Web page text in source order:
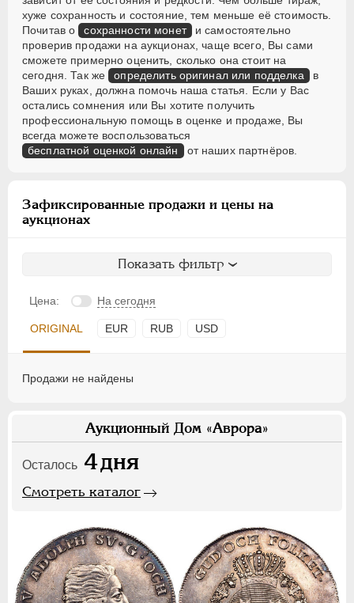
хуже сохранность и состояние, тем меньше её стоимость.
Почитав о сохранности монет и самостоятельно
проверив продажи на аукционах, чаще всего, Вы сами
сможете примерно оценить, сколько она стоит на
сегодня. Так же определить оригинал или подделка в
Ваших руках, должна помочь наша статья. Если у Вас
остались сомнения или Вы хотите получить
профессиональную помощь в оценке и продаже, Вы
всегда можете воспользоваться
бесплатной оценкой онлайн от наших партнёров.
Зафиксированные продажи и цены на
аукционах
Показать фильтр
Цена: На сегодня
ORIGINAL EUR RUB USD
Продажи не найдены
Аукционный Дом «Аврора»
Осталось 4дня
Смотреть каталог